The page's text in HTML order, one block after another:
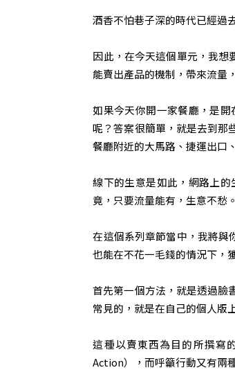
酒香不怕巷子深的時代已經過
因此，在今天這個單元，我想
能賣出產品的機制，帶來流量
如果今天你開一家餐廳，是
呢？答案很簡單，就是去到那
餐廳附近的大馬路、捷運出口
線下的生意是如此，網路上
竟，只要流量能有，生意不愁。
在這個系列章節當中，我將與
也能在不花一毛錢的情況下，
首先第一個方法，就是透過臉
常見的，就是在自己的個人版
這種以賣東西為目的所撰寫
Action），而呼籲行動又有兩